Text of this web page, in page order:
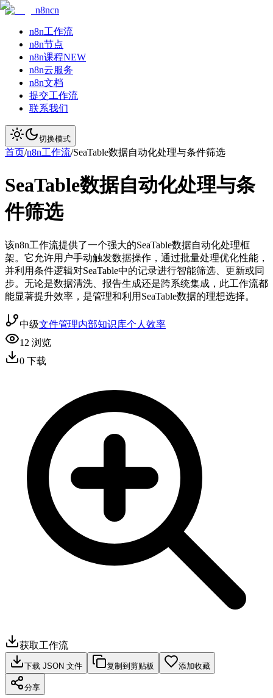
n8ncn
n8n工作流
n8n节点
n8n课程NEW
n8n云服务
n8n文档
提交工作流
联系我们
切换模式
首页/n8n工作流/SeaTable数据自动化处理与条件筛选
SeaTable数据自动化处理与条
件筛选
该n8n工作流提供了一个强大的SeaTable数据自动化处理框
架。它允许用户手动触发数据操作，通过批量处理优化性能，
并利用条件逻辑对SeaTable中的记录进行智能筛选、更新或同
步。无论是数据清洗、报告生成还是跨系统集成，此工作流都
能显著提升效率，是管理和利用SeaTable数据的理想选择。
中级文件管理内部知识库个人效率
12 浏览
0 下载
获取工作流
下载 JSON 文件 复制到剪贴板 添加收藏
分享